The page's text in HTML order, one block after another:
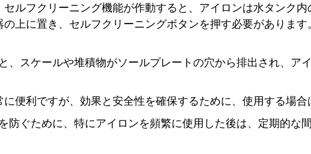
ルフクリーニング機能が作動すると、アイロンは水タンク
上に置き、セルフクリーニングボタンを押す必要がありま
、スケールや堆積物がソールプレートの穴から排出され、ア
便利ですが、効果と安全性を確保するために、使用する場合
防ぐために、特にアイロンを頻繁に使用した後は、定期的な